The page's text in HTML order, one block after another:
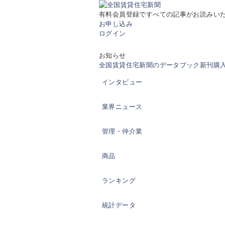
有料会員登録ですべての記事がお読みい
お申し込み
ログイン
お知らせ
全国賃貸住宅新聞のデータブック新刊購
インタビュー
業界ニュース
管理・仲介業
商品
ランキング
統計データ